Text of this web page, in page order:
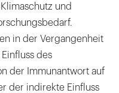
und
in der Vergangenheit
des
der Immunantwort auf
der indirekte Einfluss